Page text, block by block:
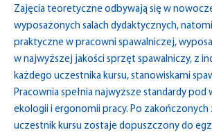
Zajęcia teoretyczne odbywają się w
wyposażonych salach dydaktycznych,
praktyczne w pracowni spawalniczej,
w najwyższej jakości sprzęt spawalniczy, z
każdego uczestnika kursu, stanowiskami
Pracownia spełnia najwyższe standardy pod
ekologii i ergonomii pracy. Po zakończonych
uczestnik kursu zostaje dopuszczony do